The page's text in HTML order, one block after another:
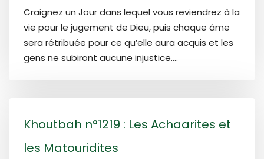
Craignez un Jour dans lequel vous reviendrez à la
vie pour le jugement de Dieu, puis chaque âme
sera rétribuée pour ce qu’elle aura acquis et les
gens ne subiront aucune injustice....
Khoutbah n°1219 : Les Achaarites et
les Matouridites